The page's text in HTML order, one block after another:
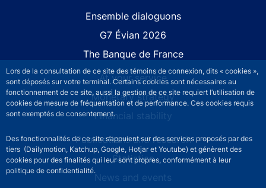
Lors de la consultation de ce site des témoins de connexion, dits « cookies »,
sont déposés sur votre terminal. Certains cookies sont nécessaires au
fonctionnement de ce site, aussi la gestion de ce site requiert l’utilisation de
cookies de mesure de fréquentation et de performance. Ces cookies requis
sont exemptés de consentement.
Des fonctionnalités de ce site s’appuient sur des services proposés par des
tiers (Dailymotion, Katchup, Google, Hotjar et Youtube) et génèrent des
cookies pour des finalités qui leur sont propres, conformément à leur
politique de confidentialité.
Ensemble dialoguons
G7 Évian 2026
The Banque de France
At your service
Monetary strategy
Financial stability
Publications and research
Statistics
News and events